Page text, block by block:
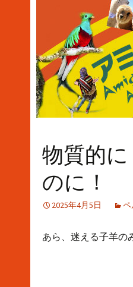
物質的
のに！
2025年4月5日 ペ
あら、迷える子羊の